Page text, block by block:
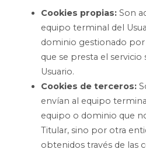
Cookies propias: Son
equipo terminal del
dominio gestionado por
que se presta el
Usuario.
Cookies de terceros:
envían al equipo
equipo o dominio que
Titular, sino por otra
obtenidos través de las